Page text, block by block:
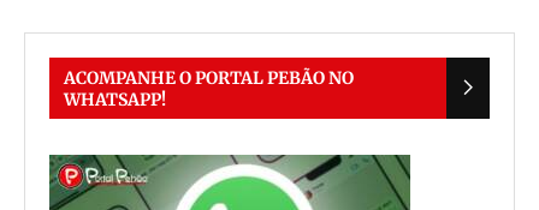
ACOMPANHE O PORTAL PEBÃO NO
WHATSAPP!